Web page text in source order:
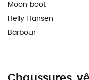
Moon boot
Helly Hansen
Barbour